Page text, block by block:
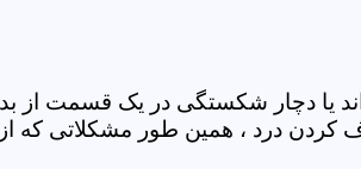
یا دچار شکستگی در یک قسمت از
درد ، همین طور مشکلاتی که